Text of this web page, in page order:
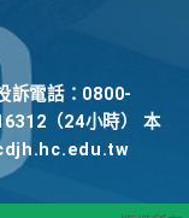
訴電話：0800-
（24小時） 本